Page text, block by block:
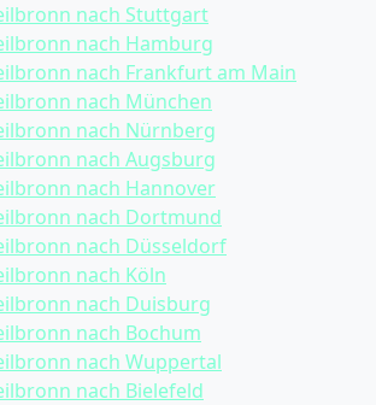
nach Stuttgart
nach Hamburg
nach Frankfurt am Main
nach München
nach Nürnberg
nach Augsburg
nach Hannover
nach Dortmund
nach Düsseldorf
nach Köln
nach Duisburg
nach Bochum
nach Wuppertal
nach Bielefeld